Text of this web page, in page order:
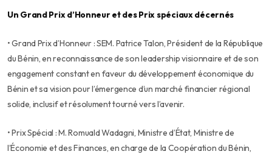
Un Grand Prix d’Honneur et des Prix spéciaux décernés
• Grand Prix d’Honneur : SEM. Patrice Talon, Président de la République
du Bénin, en reconnaissance de son leadership visionnaire et de son
engagement constant en faveur du développement économique du
Bénin et sa vision pour l’émergence d’un marché financier régional
solide, inclusif et résolument tourné vers l’avenir.
• Prix Spécial : M. Romuald Wadagni, Ministre d’État, Ministre de
l’Économie et des Finances, en charge de la Coopération du Bénin,